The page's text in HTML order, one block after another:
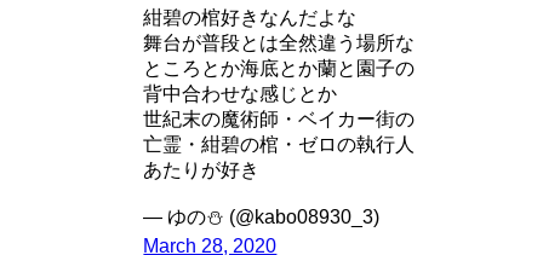
紺碧の棺好きなんだよな
舞台が普段とは全然違う場所な
ところとか海底とか蘭と園子の
背中合わせな感じとか
世紀末の魔術師・ベイカー街の
亡霊・紺碧の棺・ゼロの執行人
あたりが好き
— ゆの⛄ (@kabo08930_3)
March 28, 2020